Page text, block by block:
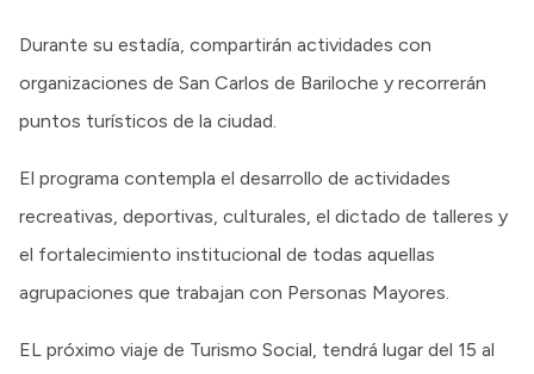
Durante su estadía, compartirán actividades con
organizaciones de San Carlos de Bariloche y recorrerán
puntos turísticos de la ciudad.
El programa contempla el desarrollo de actividades
recreativas, deportivas, culturales, el dictado de talleres y
el fortalecimiento institucional de todas aquellas
agrupaciones que trabajan con Personas Mayores.
EL próximo viaje de Turismo Social, tendrá lugar del 15 al